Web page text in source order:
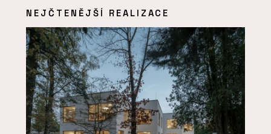
NEJČTENĚJŠÍ REALIZACE